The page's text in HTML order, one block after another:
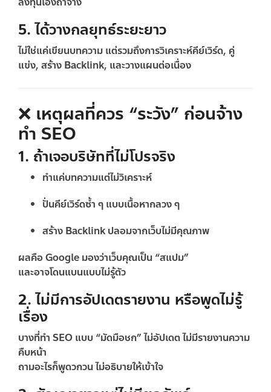
5. ได้วางกลยุทธ์ระยะยาว
ไม่ใช่แค่เขียนบทความ แต่รวมถึงการวิเคราะห์คีย์เวิร์ด, คู่
แข่ง, สร้าง Backlink, และวางแผนต่อเนื่อง
❌ เหตุผลที่ควร “ระวัง” ก่อนจ้าง
ทำ SEO
1. ถ้าเจอบริษัทที่ไม่โปรจริง
ทำแค่บทความแต่ไม่วิเคราะห์
ปั่นคีย์เวิร์ดซ้ำ ๆ แบบเนื้อหากลวง ๆ
สร้าง Backlink ปลอมจากเว็บไม่มีคุณภาพ
ผลคือ Google มองว่าเว็บคุณเป็น “สแปม”
และอาจโดนแบนแบบไม่รู้ตัว
2. ไม่มีการอัปเดตรายงาน หรือพูดไม่รู้
เรื่อง
บางที่ทำ SEO แบบ “มัดมือชก” ไม่อัปเดต ไม่มีรายงานความ
คืบหน้า
ถามอะไรก็พูดวกวน ไม่อธิบายให้เข้าใจ